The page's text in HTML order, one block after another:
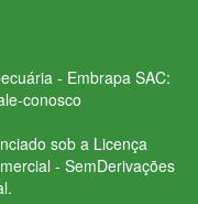
- Embrapa SAC:
conosco
sob a Licença
- SemDerivações